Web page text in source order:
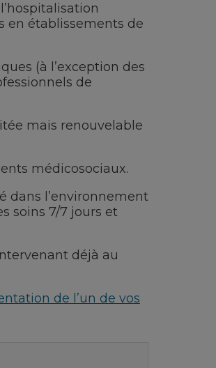
en établissements de
(à l’exception des
de
mais renouvelable
médicosociaux.
dans l’environnement
soins 7/7 jours et
déjà au
de l’un de vos